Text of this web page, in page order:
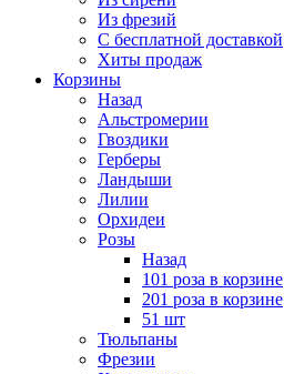
Из фрезий
С бесплатной доставкой
Хиты продаж
Корзины
Назад
Альстромерии
Гвоздики
Герберы
Ландыши
Лилии
Орхидеи
Розы
Назад
101 роза в корзине
201 роза в корзине
51 шт
Тюльпаны
Фрезии